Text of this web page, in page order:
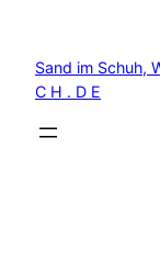
springen
Sand im Schuh,
C H . D E